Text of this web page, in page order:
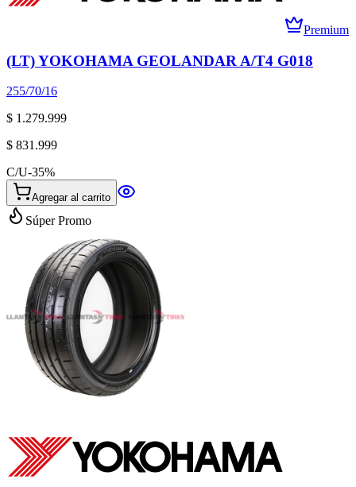
Premium
(LT) YOKOHAMA GEOLANDAR A/T4 G018
255/70/16
$ 1.279.999
$ 831.999
C/U-35%
Agregar al carrito
Súper Promo